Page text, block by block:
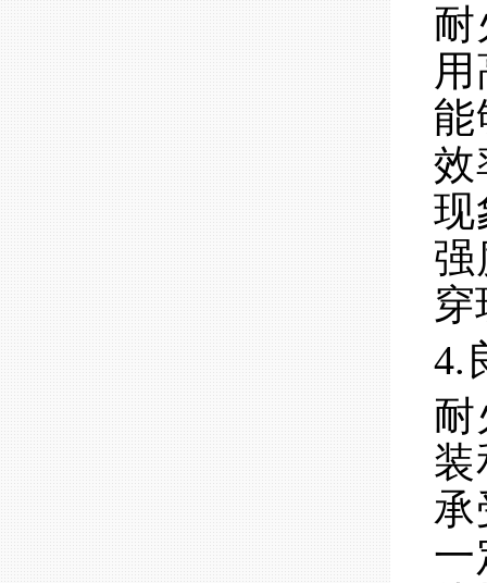
耐
能
效
现
强
4.
耐
装
承
一